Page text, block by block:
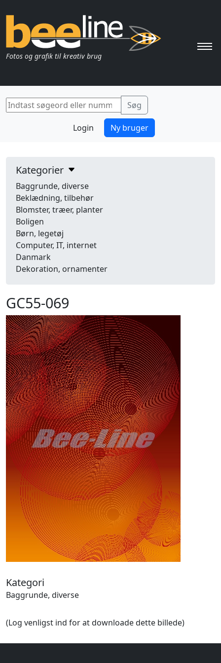
Fotos og grafik til kreativ brug
Login Ny bruger
Kategorier
Baggrunde, diverse
Beklædning, tilbehør
Blomster, træer, planter
Boligen
Børn, legetøj
Computer, IT, internet
Danmark
Dekoration, ornamenter
Efterår
Energi, miljø, økologi
Erhverv
Fænomener, begreber
Fastelavn, karneval
Ferie, rejser
Fiskeri
Fly, luftfart
Folkeslag
Forår
Fritid, hobby
Frugt, grønt
Halloween
Håndværk
Haven
Huse, bygninger
Jagt
Jul
Kærlighed, bryllup
Kommunikation, nyhedsformidling
Køretøjer
Landbrug
Lov, orden
Lyd, billede
Mad, drikke
Mærkedage
Mennesker
GC55-069
Kategori
Baggrunde, diverse
(Log venligst ind for at downloade dette billede)